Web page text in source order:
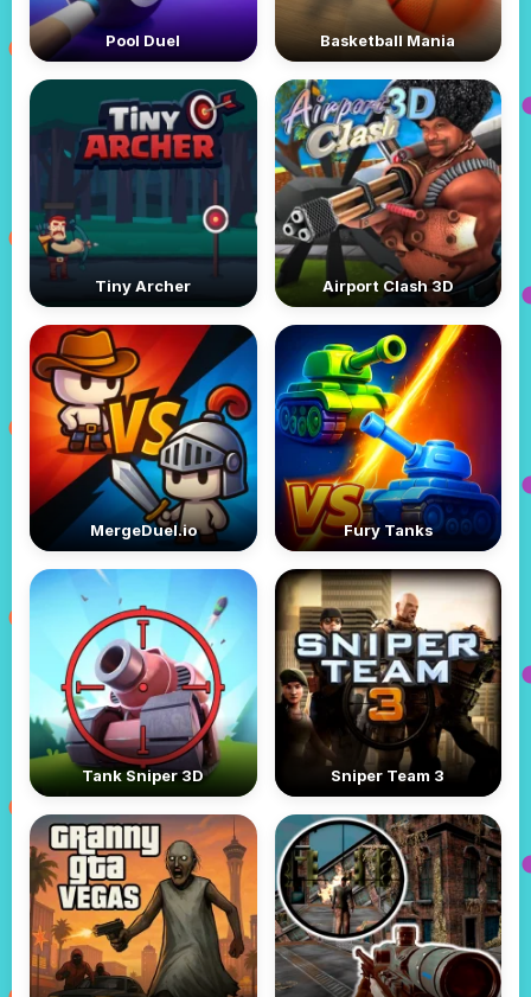
Pool Duel Basketball Mania
Tiny Archer Airport Clash 3D
MergeDuel.io Fury Tanks
Tank Sniper 3D Sniper Team 3